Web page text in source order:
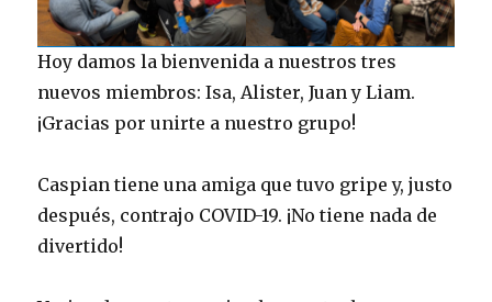
Hoy damos la bienvenida a nuestros tres
nuevos miembros: Isa, Alister, Juan y Liam.
¡Gracias por unirte a nuestro grupo!
Caspian tiene una amiga que tuvo gripe y, justo
después, contrajo COVID-19. ¡No tiene nada de
divertido!